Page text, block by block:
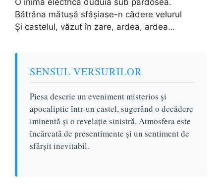
Bătrâna mătușă sfâșiase-n cădere velurul
Și castelul, văzut în zare, ardea, ardea…
SENSUL VERSURILOR
Piesa descrie un eveniment misterios și
apocaliptic într-un castel, sugerând o decădere
iminentă și o revelație sinistră. Atmosfera este
încărcată de presentimente și un sentiment de
sfârșit inevitabil.